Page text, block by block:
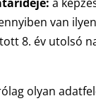
van
8. év utolsó
olyan